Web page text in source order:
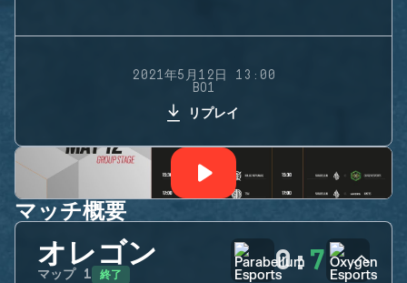
2021年5月12日 13:00
BO1
リプレイ
マッチ概要
オレゴン
マップ 1 終了 0:7